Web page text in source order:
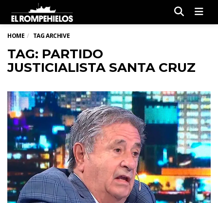
HOME TAG ARCHIVE
TAG: PARTIDO
JUSTICIALISTA SANTA CRUZ